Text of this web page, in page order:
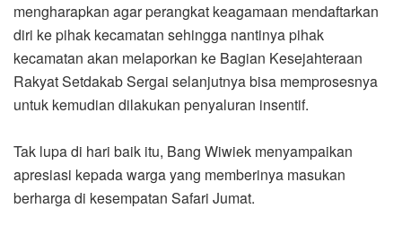
mengharapkan agar perangkat keagamaan mendaftarkan
diri ke pihak kecamatan sehingga nantinya pihak
kecamatan akan melaporkan ke Bagian Kesejahteraan
Rakyat Setdakab Sergai selanjutnya bisa memprosesnya
untuk kemudian dilakukan penyaluran insentif.
Tak lupa di hari baik itu, Bang Wiwiek menyampaikan
apresiasi kepada warga yang memberinya masukan
berharga di kesempatan Safari Jumat.